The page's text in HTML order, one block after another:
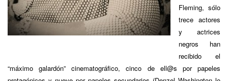
Fleming, sólo
trece actores
y actrices
negros han
recibido el
“máximo galardón” cinematográfico, cinco de ell@s por papeles